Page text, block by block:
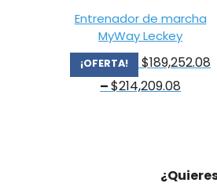
Entrenador de marcha
MyWay Leckey
¡OFERTA! $189,252.08
–$214,209.08